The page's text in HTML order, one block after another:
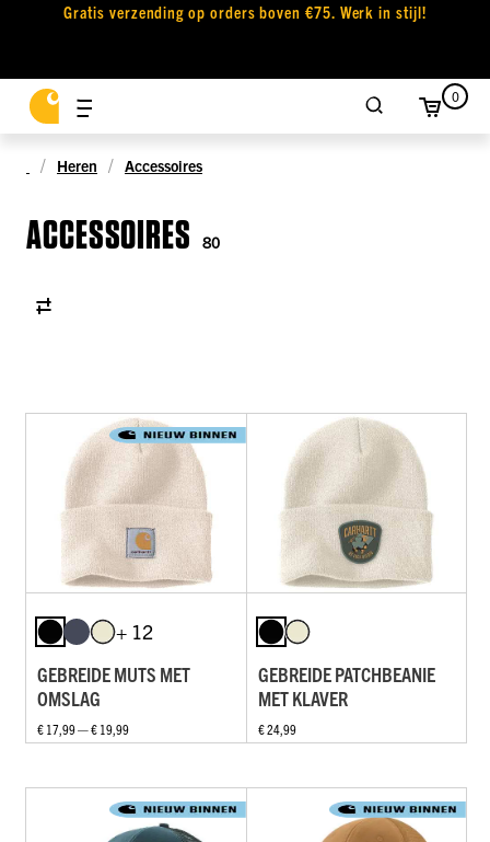
Gratis verzending op orders boven €75. Werk in stijl!
0
Heren Accessoires
ACCESSOIRES 80
+ 12
GEBREIDE MUTS MET
OMSLAG
€ 17,99 — € 19,99
GEBREIDE PATCHBEANIE
MET KLAVER
€ 24,99